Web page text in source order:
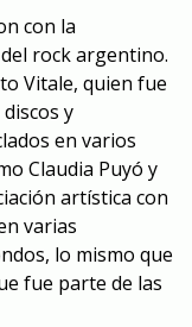
con la
rock argentino.
Vitale, quien fue
y
en varios
Claudia Puyó y
artística con
varias
lo mismo que
fue parte de las